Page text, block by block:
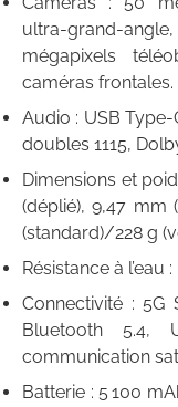
ultra-grand-
mégapixels
caméras frontales.
Audio : USB
doubles 1115,
Dimensions et
(déplié), 9,47 mm
(standard)/228 g
Résistance à l’eau :
Connectivité : 5G
Bluetooth 5.4,
communication
Batterie : 5 100